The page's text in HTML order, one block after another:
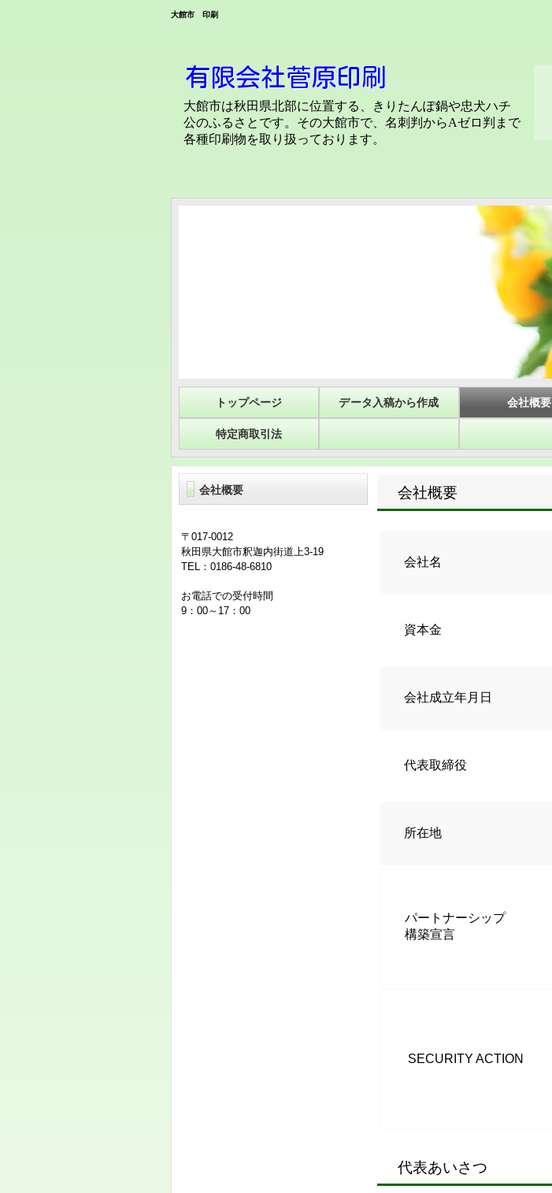
大館市 印刷
有限会社菅原印刷
大館市は秋田県北部に位置する、きりたんぽ鍋や忠犬ハチ
公のふるさとです。 その大館市で、名刺判からAゼロ判まで
各種印刷物を取り扱っております。
トップページ データ入稿から作成 会社概要
特定商取引法
会社概要
〒017-0012
秋田県大館市釈迦内街道上3-19
TEL：0186-48-6810
お電話での受付時間
9：00～17：00
会社概要
会社名
資本金
会社成立年月日
代表取締役
所在地
パートナーシップ
構築宣言
SECURITY ACTION
代表あいさつ